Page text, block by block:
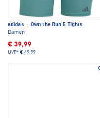
adidas · Own the Run 5 Tights
Damen
€ 39,99
UVP* € 49,99